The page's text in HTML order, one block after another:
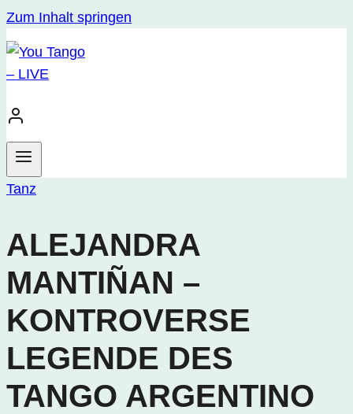
Zum Inhalt springen
Tanz
ALEJANDRA
MANTIÑAN –
KONTROVERSE
LEGENDE DES
TANGO ARGENTINO